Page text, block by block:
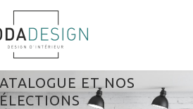
ET NOS